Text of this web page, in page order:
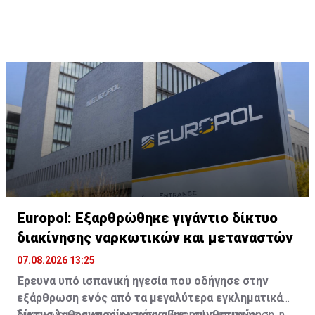
Europol: Εξαρθρώθηκε γιγάντιο δίκτυο
διακίνησης ναρκωτικών και μεταναστών
07.08.2026 13:25
Έρευνα υπό ισπανική ηγεσία που οδήγησε στην
εξάρθρωση ενός από τα μεγαλύτερα εγκληματικά